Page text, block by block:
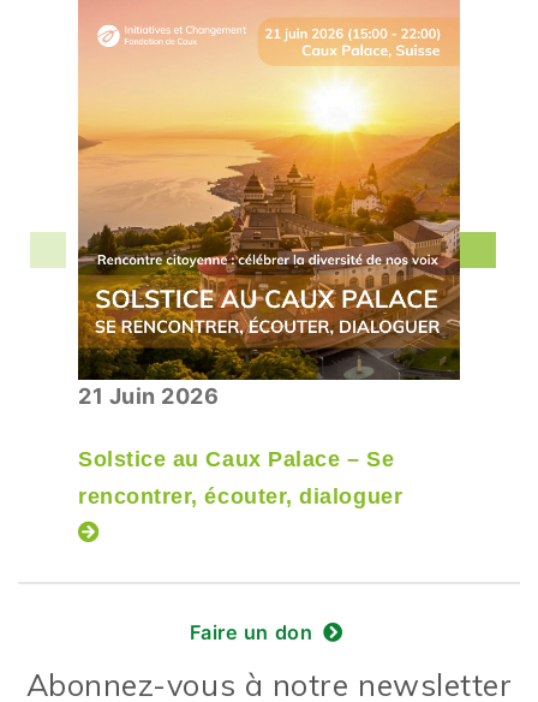
21 Juin 2026
Solstice au Caux Palace – Se
rencontrer, écouter, dialoguer
Faire un don
Abonnez-vous à notre newsletter